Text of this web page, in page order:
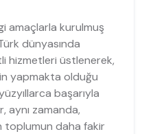
amaçlarla kurulmuş
dünyasında
hizmetleri üstlenerek,
yapmakta olduğu
başarıyla
aynı zamanda,
toplumun daha fakir